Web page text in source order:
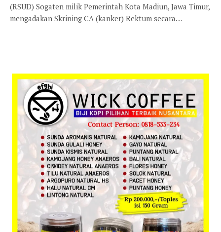
(RSUD) Sogaten milik Pemerintah Kota Madiun, Jawa Timur,
mengadakan Skrining CA (kanker) Rektum secara…